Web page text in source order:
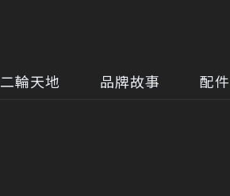
二輪天地 品牌故事 配